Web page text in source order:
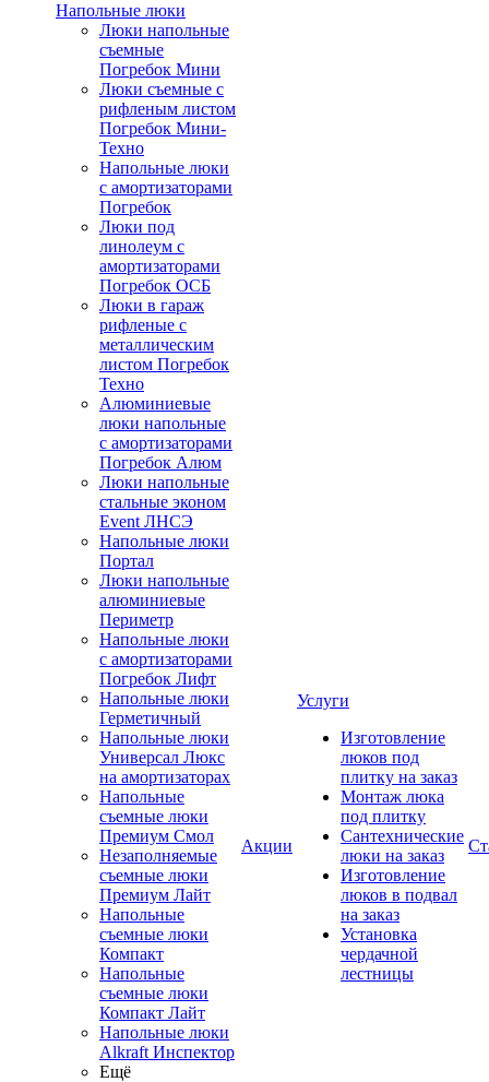
Напольные люки
Люки напольные
съемные
Погребок Мини
Люки съемные с
рифленым листом
Погребок Мини-
Техно
Напольные люки
с амортизаторами
Погребок
Люки под
линолеум с
амортизаторами
Погребок ОСБ
Люки в гараж
рифленые с
металлическим
листом Погребок
Техно
Алюминиевые
люки напольные
с амортизаторами
Погребок Алюм
Люки напольные
стальные эконом
Event ЛНСЭ
Напольные люки
Портал
Люки напольные
алюминиевые
Периметр
Напольные люки
с амортизаторами
Погребок Лифт
Напольные люки
Герметичный
Напольные люки
Универсал Люкс
на амортизаторах
Напольные
съемные люки
Премиум Смол
Незаполняемые
съемные люки
Премиум Лайт
Напольные
съемные люки
Компакт
Напольные
съемные люки
Компакт Лайт
Напольные люки
Alkraft Инспектор
Ещё
Акции
Услуги
Изготовление
люков под
плитку на заказ
Монтаж люка
под плитку
Сантехнические
люки на заказ
Изготовление
люков в подвал
на заказ
Установка
чердачной
лестницы